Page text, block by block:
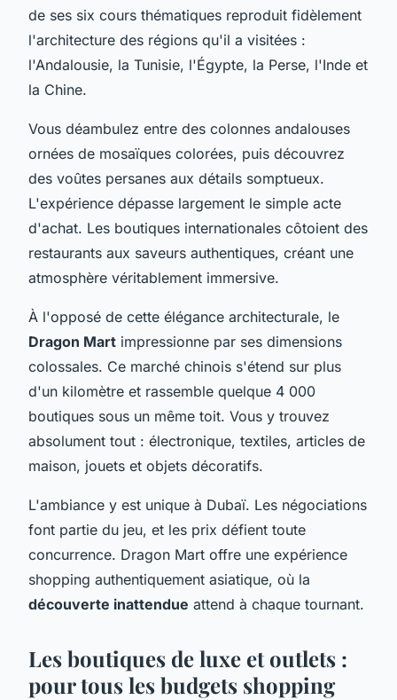
de ses six cours thématiques reproduit fidèlement
l'architecture des régions qu'il a visitées :
l'Andalousie, la Tunisie, l'Égypte, la Perse, l'Inde et
la Chine.
Vous déambulez entre des colonnes andalouses
ornées de mosaïques colorées, puis découvrez
des voûtes persanes aux détails somptueux.
L'expérience dépasse largement le simple acte
d'achat. Les boutiques internationales côtoient des
restaurants aux saveurs authentiques, créant une
atmosphère véritablement immersive.
À l'opposé de cette élégance architecturale, le
Dragon Mart impressionne par ses dimensions
colossales. Ce marché chinois s'étend sur plus
d'un kilomètre et rassemble quelque 4 000
boutiques sous un même toit. Vous y trouvez
absolument tout : électronique, textiles, articles de
maison, jouets et objets décoratifs.
L'ambiance y est unique à Dubaï. Les négociations
font partie du jeu, et les prix défient toute
concurrence. Dragon Mart offre une expérience
shopping authentiquement asiatique, où la
découverte inattendue attend à chaque tournant.
Les boutiques de luxe et outlets :
pour tous les budgets shopping